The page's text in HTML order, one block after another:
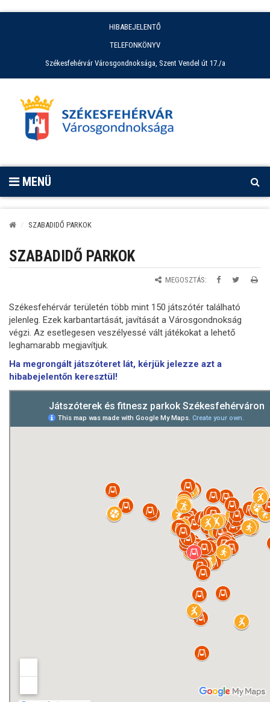
HIBABEJELENTŐ
TELEFONKÖNYV
Székesfehérvár Városgondnoksága, Szent Vendel út 17./a
MENÜ
SZABADIDŐ PARKOK
SZABADIDŐ PARKOK
MEGOSZTÁS:
Székesfehérvár területén több mint 150 játszótér található
jelenleg. Ezek karbantartását, javítását a Városgondnokság
végzi. Az esetlegesen veszélyessé vált játékokat a lehető
leghamarabb megjavítjuk.
Ha megrongált játszóteret lát, kérjük jelezze azt a
hibabejelentőn keresztül!